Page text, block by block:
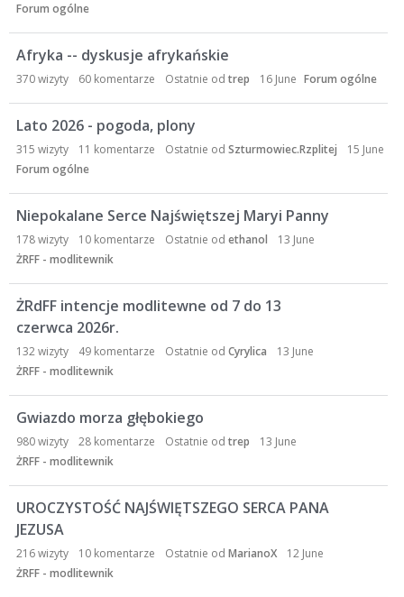
Forum ogólne
Afryka -- dyskusje afrykańskie
370wizyty 60 komentarze Ostatnie od trep 16 June Forum ogólne
Lato 2026 - pogoda, plony
315 wizyty 11 komentarze Ostatnie od Szturmowiec.Rzplitej
15 June
Forum ogólne
Niepokalane Serce Najświętszej Maryi Panny
178wizyty 10 komentarze Ostatnie od ethanol
13 June
ŻRFF - modlitewnik
ŻRdFF intencje modlitewne od 7 do 13
czerwca 2026r.
132wizyty 49 komentarze Ostatnie od Cyrylica
13 June
ŻRFF - modlitewnik
Gwiazdo morza głębokiego
980wizyty 28 komentarze Ostatnie od trep
13 June
ŻRFF - modlitewnik
UROCZYSTOŚĆ NAJŚWIĘTSZEGO SERCA PANA
JEZUSA
216wizyty 10 komentarze Ostatnie od MarianoX
12 June
ŻRFF - modlitewnik